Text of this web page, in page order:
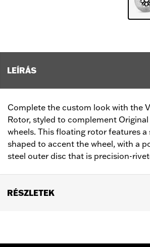
LEÍRÁS
Complete the custom look with the
Rotor, styled to complement
wheels. This floating rotor features
shaped to accent the wheel, with a
steel outer disc that is precision-
RÉSZLETEK
On Bike:Front